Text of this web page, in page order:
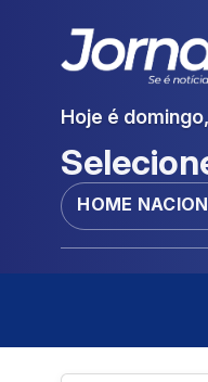
Hoje é
HOME